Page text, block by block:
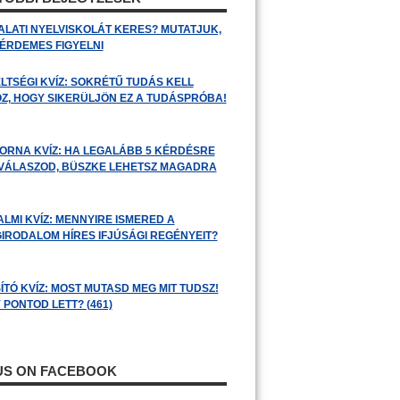
NYELVISKOLÁT KERES? MUTATJUK,
FIGYELNI
KVÍZ: SOKRÉTŰ TUDÁS KELL
HOGY SIKERÜLJÖN EZ A TUDÁSPRÓBA!
KVÍZ: HA LEGALÁBB 5 KÉRDÉSRE
BÜSZKE LEHETSZ MAGADRA
KVÍZ: MENNYIRE ISMERED A
HÍRES IFJÚSÁGI REGÉNYEIT?
KVÍZ: MOST MUTASD MEG MIT TUDSZ!
LETT? (461)
ON FACEBOOK